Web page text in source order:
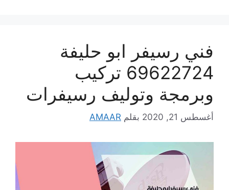
فني رسيفر ابو حليفة
69622724 تركيب
وبرمجة وتوليف رسيفرات
أغسطس 21, 2020 بقلم AMAAR